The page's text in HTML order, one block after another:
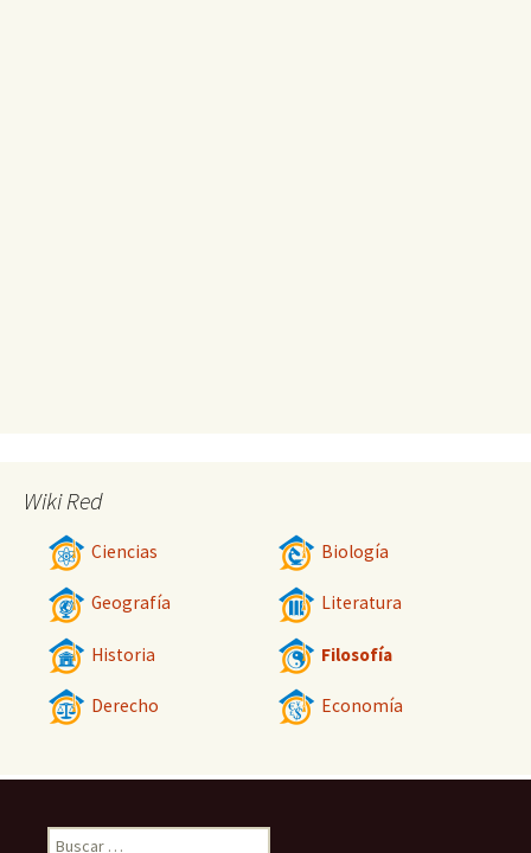
Wiki Red
Ciencias Biología
Geografía Literatura
Historia Filosofía
Derecho Economía
Buscar: